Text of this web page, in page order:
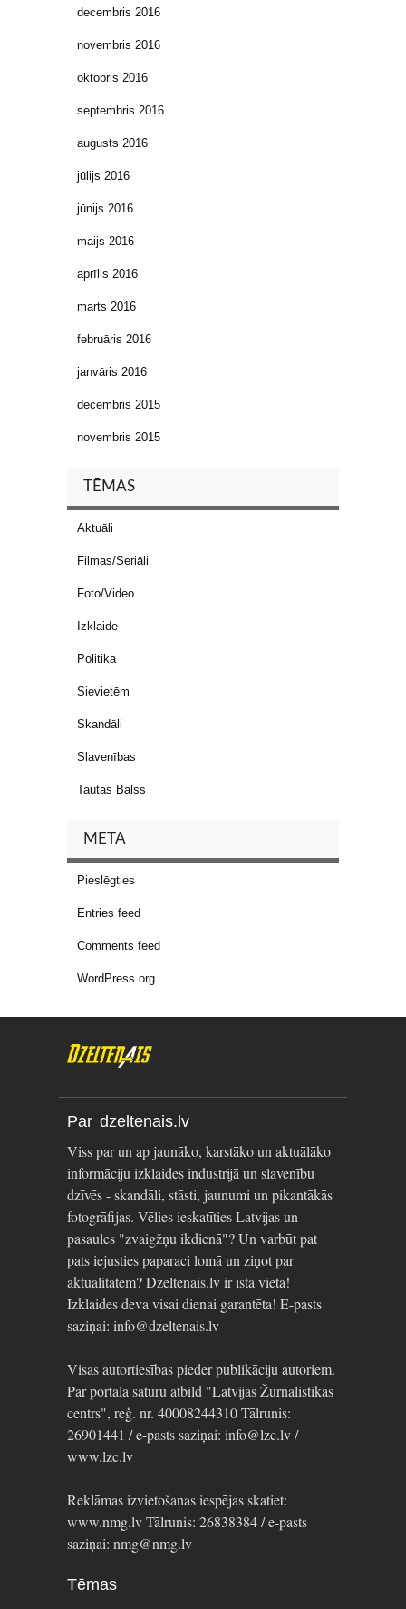
decembris 2016
novembris 2016
oktobris 2016
septembris 2016
augusts 2016
jūlijs 2016
jūnijs 2016
maijs 2016
aprīlis 2016
marts 2016
februāris 2016
janvāris 2016
decembris 2015
novembris 2015
TĒMAS
Aktuāli
Filmas/Seriāli
Foto/Video
Izklaide
Politika
Sievietēm
Skandāli
Slavenības
Tautas Balss
META
Pieslēgties
Entries feed
Comments feed
WordPress.org
Par dzeltenais.lv
Viss par un ap jaunāko, karstāko un aktuālāko
informāciju izklaides industrijā un slavenību
dzīvēs - skandāli, stāsti, jaunumi un pikantākās
fotogrāfijas. Vēlies ieskatīties Latvijas un
pasaules "zvaigžņu ikdienā"? Un varbūt pat
pats iejusties paparaci lomā un ziņot par
aktualitātēm? Dzeltenais.lv ir īstā vieta!
Izklaides deva visai dienai garantēta! E-pasts
saziņai: info@dzeltenais.lv
Visas autortiesības pieder publikāciju autoriem.
Par portāla saturu atbild "Latvijas Žurnālistikas
centrs", reģ. nr. 40008244310 Tālrunis:
26901441 / e-pasts saziņai: info@lzc.lv /
www.lzc.lv
Reklāmas izvietošanas iespējas skatiet:
www.nmg.lv Tālrunis: 26838384 / e-pasts
saziņai: nmg@nmg.lv
Tēmas